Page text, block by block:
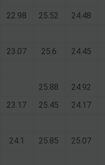
22.98 25.52
24.48
23.07 25.6
24.45
25.88
24.92
23.17 25.45
24.17
24.1 25.85
25.07